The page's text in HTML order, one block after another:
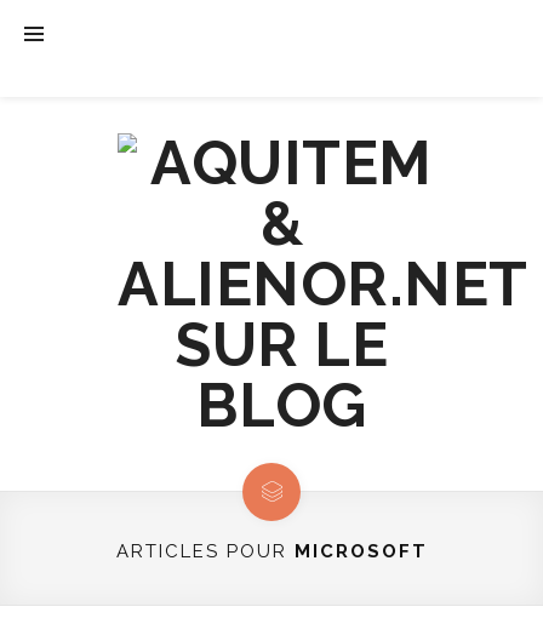
ARTICLES POUR MICROSOFT